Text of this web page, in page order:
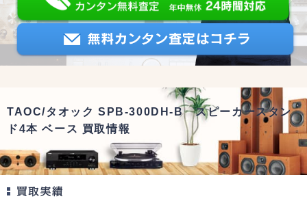
TAOC/タオック SPB-300DH-B スピーカースタン
ド4本 ベース 買取情報